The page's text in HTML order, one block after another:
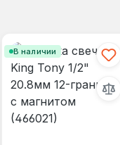
В наличии